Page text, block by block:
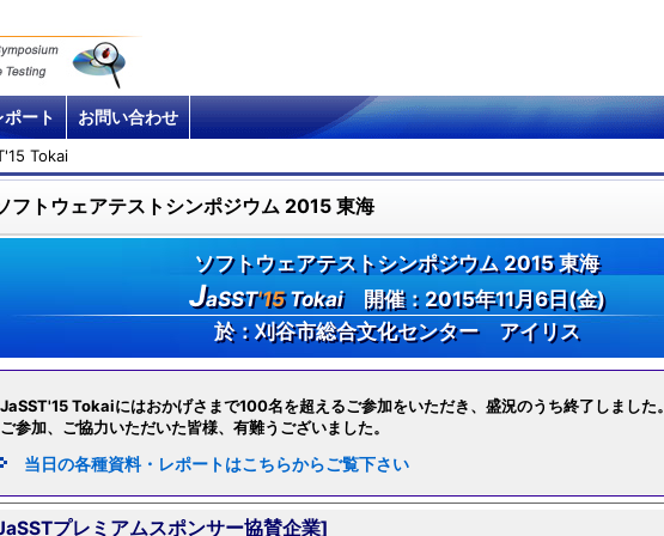
ポート お問い合わせ
Tokai
フトウェアテストシンポジウム 2015 東海
ソフトウェアテストシンポジウム 2015 東海
JaSST'15Tokai開催：2015年11月6日(金)
於：刈谷市総合文化センター アイリス
JaSST'15 Tokaiにはおかげさまで100名を超えるご参加をいただき、盛況のうち終了しました。
ご参加、ご協力いただいた皆様、有難うございました。
当日の各種資料・レポートはこちらからご覧下さい
プレミアムスポンサー協賛企業]